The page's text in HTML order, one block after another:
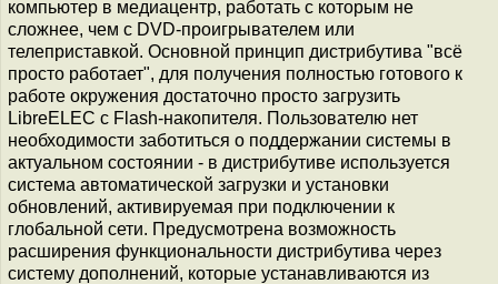
компьютер в медиацентр, работать с которым не
сложнее, чем с DVD-проигрывателем или
телеприставкой. Основной принцип дистрибутива "всё
просто работает", для получения полностью готового к
работе окружения достаточно просто загрузить
LibreELEC с Flash-накопителя. Пользователю нет
необходимости заботиться о поддержании системы в
актуальном состоянии - в дистрибутиве используется
система автоматической загрузки и установки
обновлений, активируемая при подключении к
глобальной сети. Предусмотрена возможность
расширения функциональности дистрибутива через
систему дополнений, которые устанавливаются из